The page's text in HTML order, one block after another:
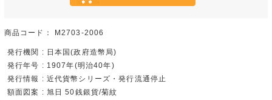
商品コード： M2703-2006
発行機関 : 日本国(政府造幣局)
発行年号 : 1907年(明治40年)
発行情報 : 近代貨幣シリーズ・発行流通停止
額面図案 : 旭日 50銭銀貨/菊紋